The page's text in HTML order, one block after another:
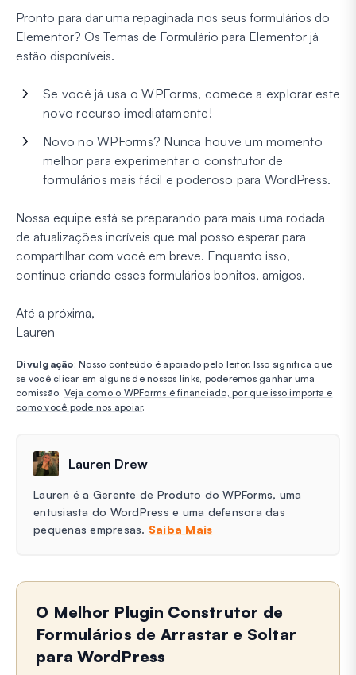
Pronto para dar uma repaginada nos seus formulários do
Elementor? Os Temas de Formulário para Elementor já
estão disponíveis.
Se você já usa o WPForms, comece a explorar este
novo recurso imediatamente!
Novo no WPForms? Nunca houve um momento
melhor para experimentar o construtor de
formulários mais fácil e poderoso para WordPress.
Nossa equipe está se preparando para mais uma rodada
de atualizações incríveis que mal posso esperar para
compartilhar com você em breve. Enquanto isso,
continue criando esses formulários bonitos, amigos.
Até a próxima,
Lauren
Divulgação: Nosso conteúdo é apoiado pelo leitor. Isso significa que
se você clicar em alguns de nossos links, poderemos ganhar uma
comissão. Veja como o WPForms é financiado, por que isso importa e
como você pode nos apoiar.
Lauren Drew
Lauren é a Gerente de Produto do WPForms, uma
entusiasta do WordPress e uma defensora das
pequenas empresas. Saiba Mais
O Melhor Plugin Construtor de
Formulários de Arrastar e Soltar
para WordPress